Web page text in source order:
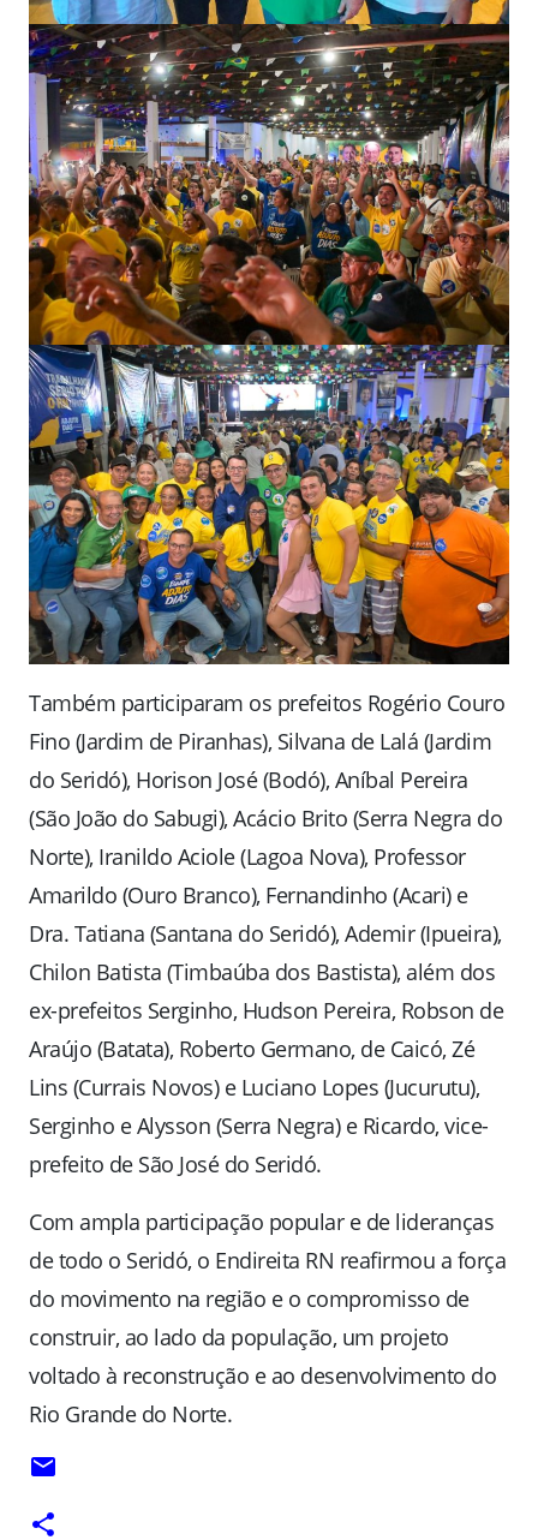
Também participaram os prefeitos Rogério Couro
Fino (Jardim de Piranhas), Silvana de Lalá (Jardim
do Seridó), Horison José (Bodó), Aníbal Pereira
(São João do Sabugi), Acácio Brito (Serra Negra do
Norte), Iranildo Aciole (Lagoa Nova), Professor
Amarildo (Ouro Branco), Fernandinho (Acari) e
Dra. Tatiana (Santana do Seridó), Ademir (Ipueira),
Chilon Batista (Timbaúba dos Bastista), além dos
ex-prefeitos Serginho, Hudson Pereira, Robson de
Araújo (Batata), Roberto Germano, de Caicó, Zé
Lins (Currais Novos) e Luciano Lopes (Jucurutu),
Serginho e Alysson (Serra Negra) e Ricardo, vice-
prefeito de São José do Seridó.
Com ampla participação popular e de lideranças
de todo o Seridó, o Endireita RN reafirmou a força
do movimento na região e o compromisso de
construir, ao lado da população, um projeto
voltado à reconstrução e ao desenvolvimento do
Rio Grande do Norte.